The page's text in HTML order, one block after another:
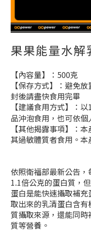
果果能量水解
【內容量】：500克
【保存方式】：避免
封後請盡快食用完畢
【建議食用方式】：
品沖泡食用，也可依個
【其他揭露事項】：
其過敏體質者食用。
依照衛福部最新公告
1.1倍公克的蛋白質，
蛋白是能快速攝取補
取出來的乳清蛋白含
質攝取來源，還能同
質等營養。